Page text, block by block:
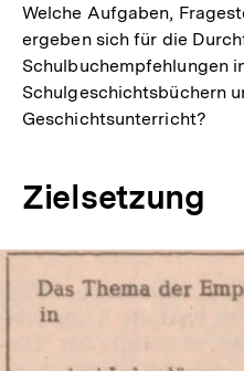
Welche Aufgaben,
ergeben sich für die
Schulbuchempfehlungen
Schulgeschichtsbüchern
Geschichtsunterricht?
Zielsetzung